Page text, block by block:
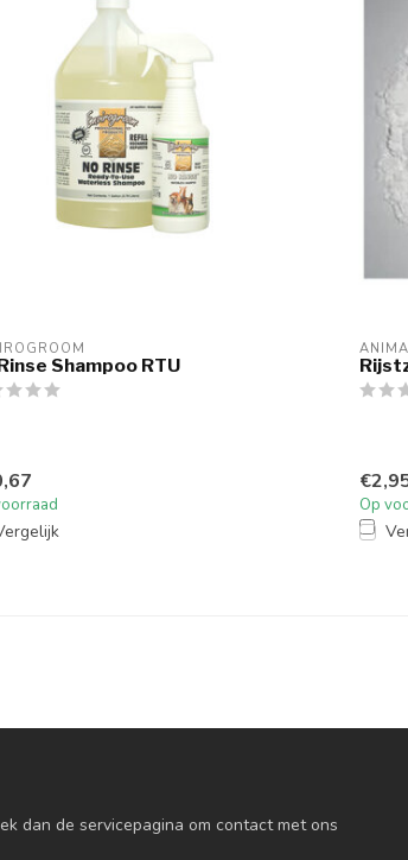
Shampoo RTU
Op
dan de servicepagina om contact met ons